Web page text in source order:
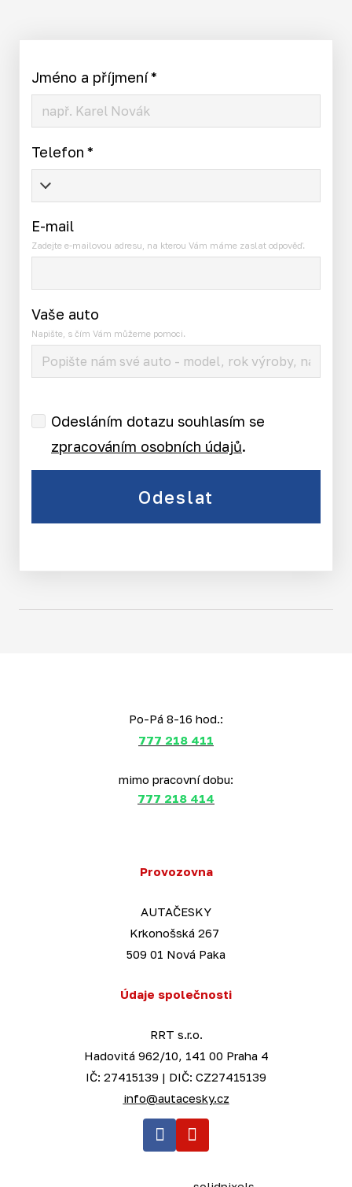
Jméno a příjmení*
Telefon *
E-mail
Zadejte e-mailovou adresu, na kterou Vám máme zaslat odpověď.
Vaše auto
Napište, s čím Vám můžeme pomoci.
Odesláním dotazu souhlasím se
zpracováním osobních údajů.
Odeslat
Po-Pá 8-16 hod.:
777 218 411
mimo pracovní dobu:
777 218 414
Provozovna
AUTAČESKY
Krkonošská 267
509 01 Nová Paka
Údaje společnosti
RRT s.r.o.
Hadovitá 962/10, 141 00 Praha 4
IČ: 27415139 | DIČ: CZ27415139
info@autacesky.cz